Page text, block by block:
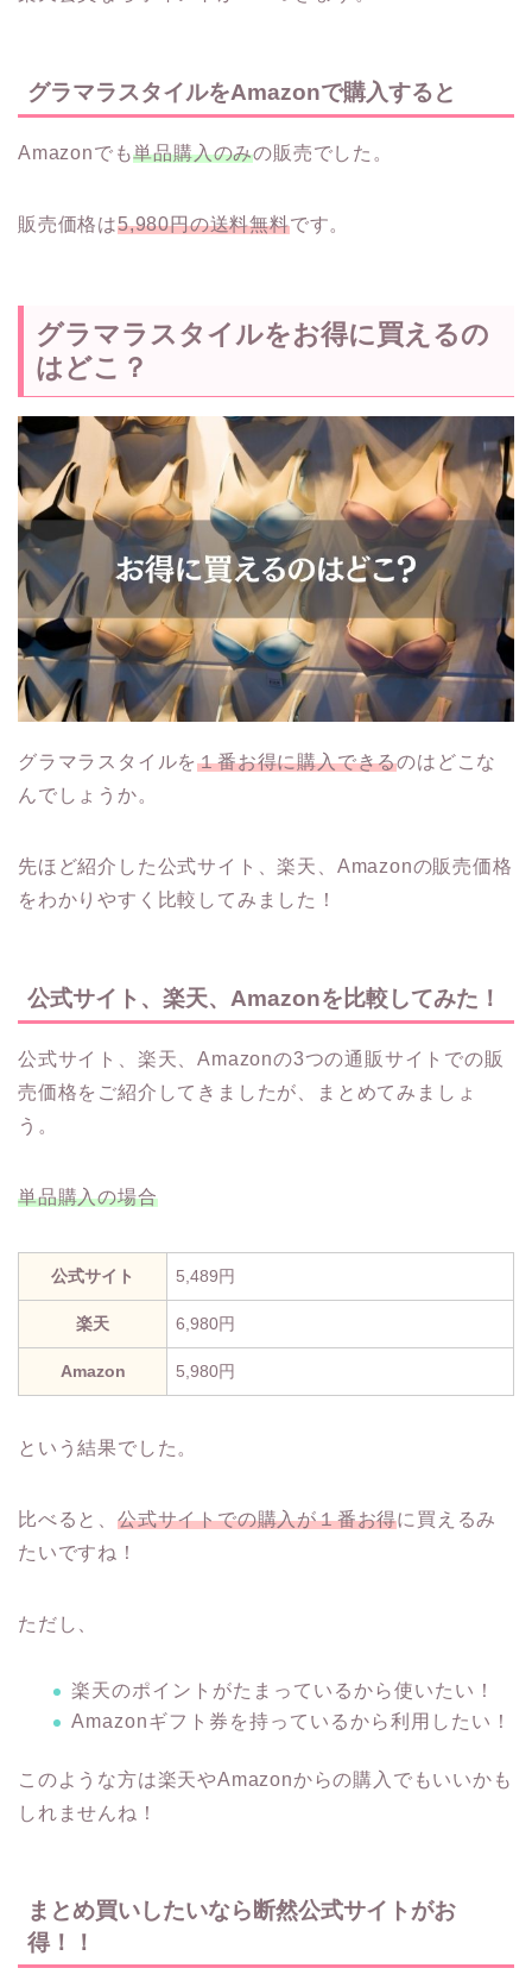
グラマラスタイルをAmazonで購入すると
Amazonでも単品購入のみの販売でした。
販売価格は5,980円の送料無料です。
グラマラスタイルをお得に買えるの
はどこ？
グラマラスタイルを１番お得に購入できるのはどこな
んでしょうか。
先ほど紹介した公式サイト、楽天、Amazonの販売価格
をわかりやすく比較してみました！
公式サイト、楽天、Amazonを比較してみた！
公式サイト、楽天、Amazonの3つの通販サイトでの販
売価格をご紹介してきましたが、まとめてみましょ
う。
単品購入の場合
公式サイト 5,489円
楽天 6,980円
Amazon 5,980円
という結果でした。
比べると、 公式サイトでの購入が１番お得に買えるみ
たいですね！
ただし、
楽天のポイントがたまっているから使いたい！
Amazonギフト券を持っているから利用したい！
このような方は楽天やAmazonからの購入でもいいかも
しれませんね！
まとめ買いしたいなら断然公式サイトがお
得！！